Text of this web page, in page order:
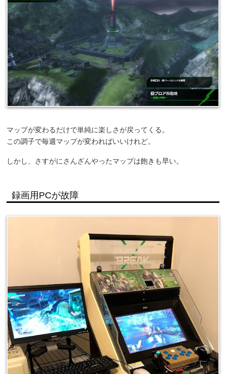
マップが変わるだけで単純に楽しさが戻ってくる。
この調子で毎週マップが変わればいいけれど。
しかし、さすがにさんざんやったマップは飽きも早い。
録画用PCが故障